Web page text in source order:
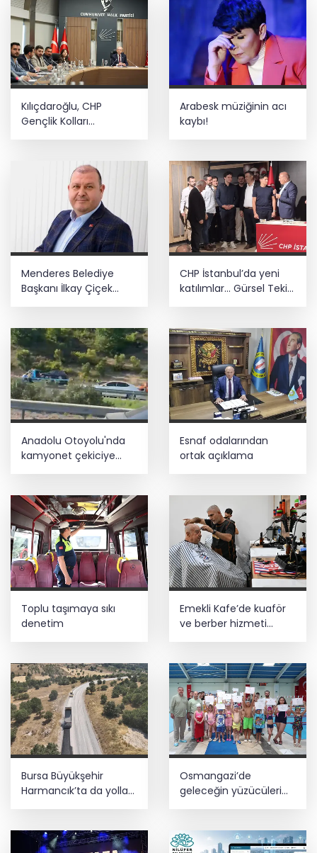
Kılıçdaroğlu, CHP
Gençlik Kolları
Arabesk müziğinin acı
kaybı!
Menderes Belediye
Başkanı İlkay Çiçek
CHP İstanbul’da yeni
katılımlar... Gürsel Tekin:
Anadolu Otoyolu'nda
kamyonet çekiciye
çarptı!
Esnaf odalarından
ortak açıklama
Toplu taşımaya sıkı
denetim
Emekli Kafe’de kuaför
ve berber hizmeti
Bursa Büyükşehir
Harmancık’ta da yolları
Osmangazi’de
geleceğin yüzücüleri